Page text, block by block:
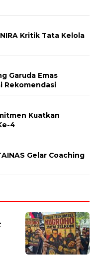
Kritik Tata Kelola
Garuda Emas
Rekomendasi
Kuatkan
4
Gelar Coaching